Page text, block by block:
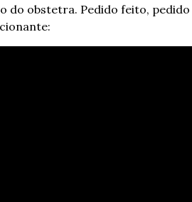
do obstetra. Pedido feito,